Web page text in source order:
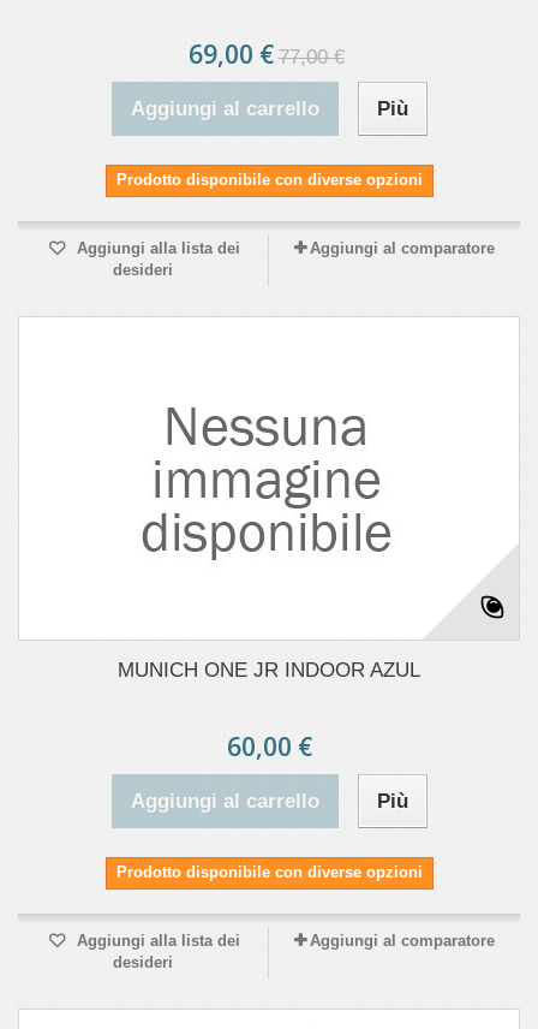
69,00 € 77,00 €
Aggiungi al carrello Più
Prodotto disponibile con diverse opzioni
Aggiungi alla lista dei
desideri
Aggiungi al comparatore
MUNICH ONE JR INDOOR AZUL
60,00 €
Aggiungi al carrello Più
Prodotto disponibile con diverse opzioni
Aggiungi alla lista dei
desideri
Aggiungi al comparatore